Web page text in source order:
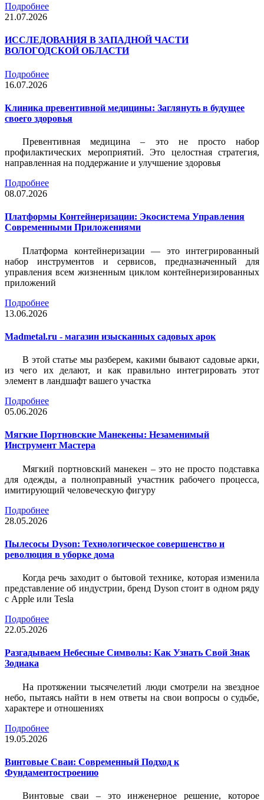
Подробнее
21.07.2026
ИССЛЕДОВАНИЯ В ЗАПАДНОЙ ЧАСТИ
ВОЛОГОДСКОЙ ОБЛАСТИ
Подробнее
16.07.2026
Клиника превентивной медицины: Заглянуть в будущее
своего здоровья
Превентивная медицина – это не просто набор
профилактических мероприятий. Это целостная стратегия,
направленная на поддержание и улучшение здоровья
Подробнее
08.07.2026
Платформы Контейнеризации: Экосистема Управления
Современными Приложениями
Платформа контейнеризации — это интегрированный
набор инструментов и сервисов, предназначенный для
управления всем жизненным циклом контейнеризированных
приложений
Подробнее
13.06.2026
Madmetal.ru - магазин изысканных садовых арок
В этой статье мы разберем, какими бывают садовые арки,
из чего их делают, и как правильно интегрировать этот
элемент в ландшафт вашего участка
Подробнее
05.06.2026
Мягкие Портновские Манекены: Незаменимый
Инструмент Мастера
Мягкий портновский манекен – это не просто подставка
для одежды, а полноправный участник рабочего процесса,
имитирующий человеческую фигуру
Подробнее
28.05.2026
Пылесосы Dyson: Технологическое совершенство и
революция в уборке дома
Когда речь заходит о бытовой технике, которая изменила
представление об индустрии, бренд Dyson стоит в одном ряду
с Apple или Tesla
Подробнее
22.05.2026
Разгадываем Небесные Символы: Как Узнать Свой Знак
Зодиака
На протяжении тысячелетий люди смотрели на звездное
небо, пытаясь найти в нем ответы на свои вопросы о судьбе,
характере и отношениях
Подробнее
19.05.2026
Винтовые Сваи: Современный Подход к
Фундаментостроению
Винтовые сваи – это инженерное решение, которое